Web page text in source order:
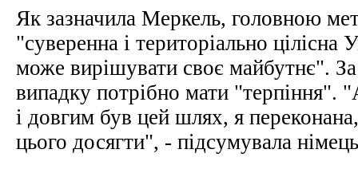
Як зазначила Меркель, головною
"суверенна і територіально цілісна
може вирішувати своє майбутнє".
випадку потрібно мати "терпіння".
і довгим був цей шлях, я
цього досягти", - підсумувала